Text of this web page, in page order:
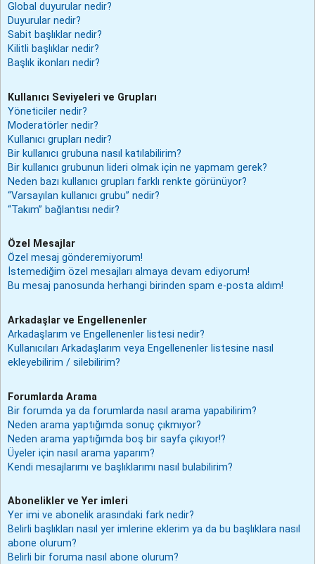
Global duyurular nedir?
Duyurular nedir?
Sabit başlıklar nedir?
Kilitli başlıklar nedir?
Başlık ikonları nedir?
Kullanıcı Seviyeleri ve Grupları
Yöneticiler nedir?
Moderatörler nedir?
Kullanıcı grupları nedir?
Bir kullanıcı grubuna nasıl katılabilirim?
Bir kullanıcı grubunun lideri olmak için ne yapmam gerek?
Neden bazı kullanıcı grupları farklı renkte görünüyor?
“Varsayılan kullanıcı grubu” nedir?
“Takım” bağlantısı nedir?
Özel Mesajlar
Özel mesaj gönderemiyorum!
İstemediğim özel mesajları almaya devam ediyorum!
Bu mesaj panosunda herhangi birinden spam e-posta aldım!
Arkadaşlar ve Engellenenler
Arkadaşlarım ve Engellenenler listesi nedir?
Kullanıcıları Arkadaşlarım veya Engellenenler listesine nasıl
ekleyebilirim / silebilirim?
Forumlarda Arama
Bir forumda ya da forumlarda nasıl arama yapabilirim?
Neden arama yaptığımda sonuç çıkmıyor?
Neden arama yaptığımda boş bir sayfa çıkıyor!?
Üyeler için nasıl arama yaparım?
Kendi mesajlarımı ve başlıklarımı nasıl bulabilirim?
Abonelikler ve Yer imleri
Yer imi ve abonelik arasındaki fark nedir?
Belirli başlıkları nasıl yer imlerine eklerim ya da bu başlıklara nasıl
abone olurum?
Belirli bir foruma nasıl abone olurum?